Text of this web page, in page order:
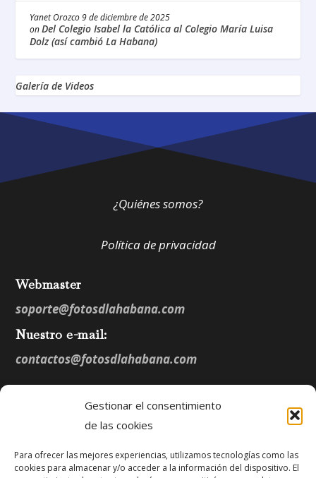
Gestionar el consentimiento
de las cookies
Para ofrecer las mejores experiencias, utilizamos tecnologías como las
cookies para almacenar y/o acceder a la información del dispositivo. El
Yanet Orozco 9 de diciembre de 2025
onDel Colegio Isabel la Católica al Colegio María Luisa
Dolz (así cambió La Habana)
Galería de Videos
¿Quiénes somos?
Política de privacidad
Webmaster
soporte@fotosdlahabana.com
Nuestro e-mail:
contactos@fotosdlahabana.com
Ir al grupo de Facebook